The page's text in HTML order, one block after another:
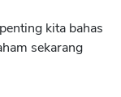
kita bahas
sekarang